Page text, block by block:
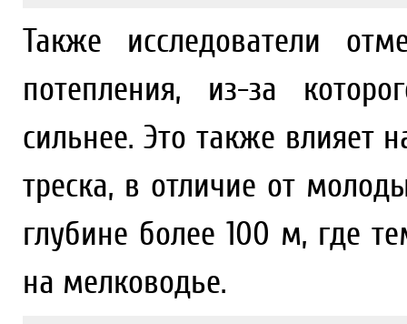
Также исследователи
потепления, из-за
сильнее. Это также влияет
треска, в отличие от
глубине более 100 м, где
на мелководье.